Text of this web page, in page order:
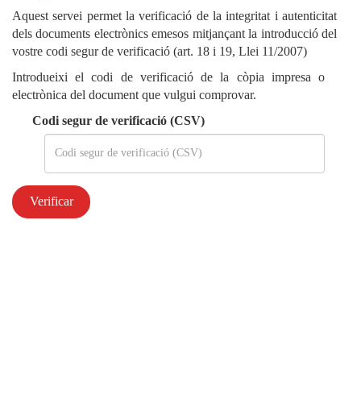
Aquest servei permet la verificació de la integritat i autenticitat
dels documents electrònics emesos mitjançant la introducció del
vostre codi segur de verificació (art. 18 i 19, Llei 11/2007)
Introdueixi el codi de verificació de la còpia impresa o
electrònica del document que vulgui comprovar.
Codi segur de verificació (CSV)